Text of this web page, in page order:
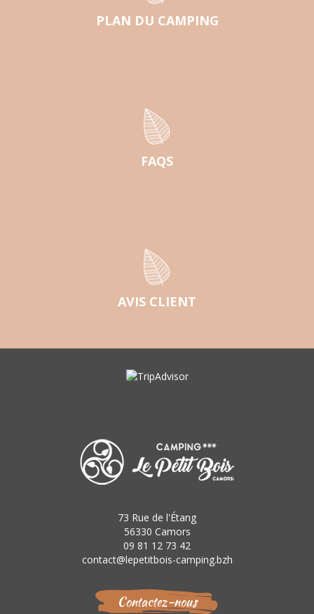
PLAN DU CAMPING
FAQS
AVIS CLIENT
73 Rue de l'Étang
56330 Camors
09 81 12 73 42
contact@lepetitbois-camping.bzh
Contactez-nous